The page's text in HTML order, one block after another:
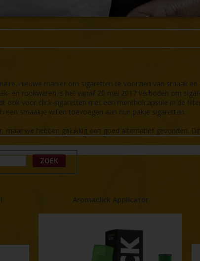
nieuwe manier om sigaretten te voorzien van smaak en
en rookwaren is het vanaf 20 mei 2017 verboden om
ook voor click-sigaretten met een mentholcapsule in de
een smaakje willen toevoegen aan hun pakje sigaretten.
maar we hebben gelukkig een goed alternatief gevonden.
ZOEK
Aromaclick Applicator